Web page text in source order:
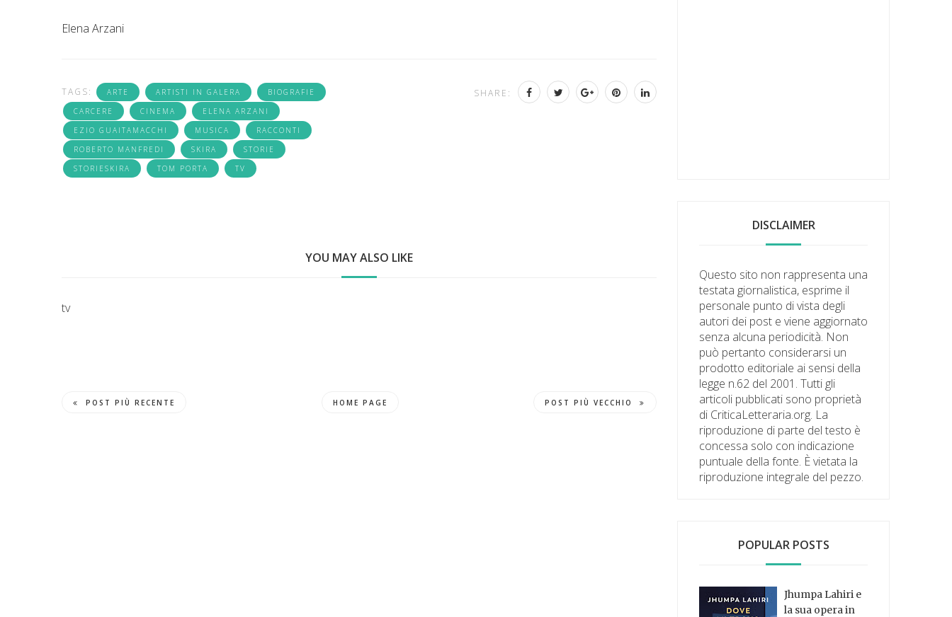
Elena Arzani
TAGS: ARTE ARTISTI IN GALERA
BIOGRAFIE
CARCERE
CINEMA
ELENA ARZANI
EZIO GUAITAMACCHI
MUSICA
RACCONTI
ROBERTO MANFREDI
SKIRA
STORIE
STORIESKIRA
TOM PORTA TV
SHARE:
YOU MAY ALSO LIKE
tv
POST PIÙ RECENTE HOME PAGE POST PIÙ VECCHIO
DISCLAIMER
Questo sito non rappresenta una
testata giornalistica, esprime il
personale punto di vista degli
autori dei post e viene aggiornato
senza alcuna periodicità. Non
può pertanto considerarsi un
prodotto editoriale ai sensi della
legge n.62 del 2001. Tutti gli
articoli pubblicati sono proprietà
di CriticaLetteraria.org. La
riproduzione di parte del testo è
concessa solo con indicazione
puntuale della fonte. È vietata la
riproduzione integrale del pezzo.
POPULAR POSTS
Jhumpa Lahiri e
la sua opera in